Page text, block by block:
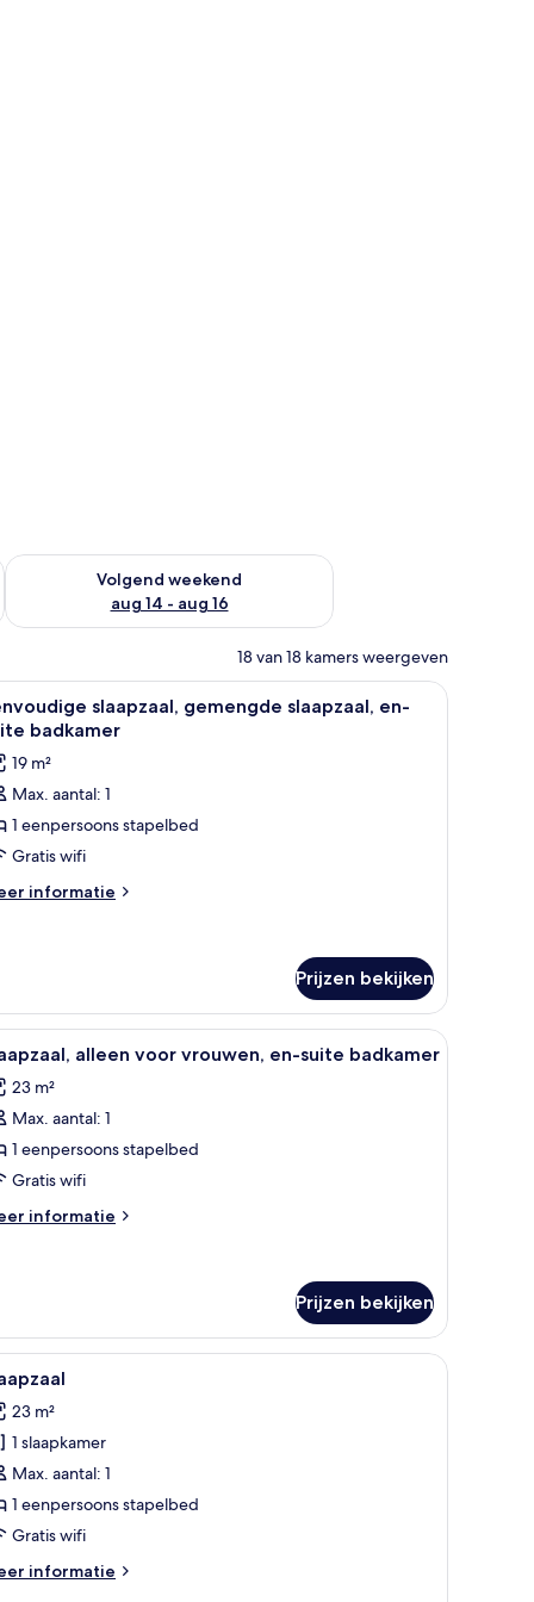
weekend aug 7 - aug 9
Volgend weekend
aug 14 - aug 16
De beschikbaarheid controleren voor volgend weekend aug
18 van 18 kamers weergeven
strijkijzer, gratis wifi Een slaapkamer met een stapelbed, een
5
slaapzaal, gemengde slaapzaal, en-
badkamer
19 m²
Max. aantal: 1
1 eenpersoons stapelbed
Gratis wifi
informatie
Prijzen bekijken
staat.
vloer en groene wanden. Een slaapkamer met stapelbed en een poster
4 alleen voor vrouwen, en-suite badkamer
23 m²
Max. aantal: 1
1 eenpersoons stapelbed
Gratis wifi
informatie
Prijzen bekijken
bureau en een raam. Verduisterende gordijnen, een strijkplank/
5
23 m²
1 slaapkamer
Max. aantal: 1
1 eenpersoons stapelbed
Gratis wifi
informatie